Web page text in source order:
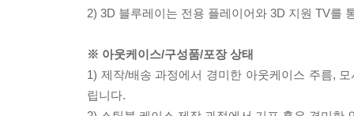
2) 3D 블루레이는 전용 플레이어와 3D 지원 TV를
※ 아웃케이스/구성품/포장 상태
1) 제작/배송 과정에서 경미한 아웃케이스 주름,
립니다.